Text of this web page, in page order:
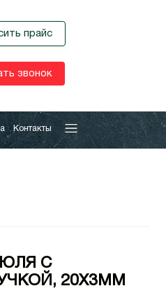
прайс
звонок
Контакты
С
20Х3ММ